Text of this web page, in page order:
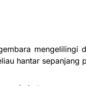
mengelilingi
hantar sepanjang